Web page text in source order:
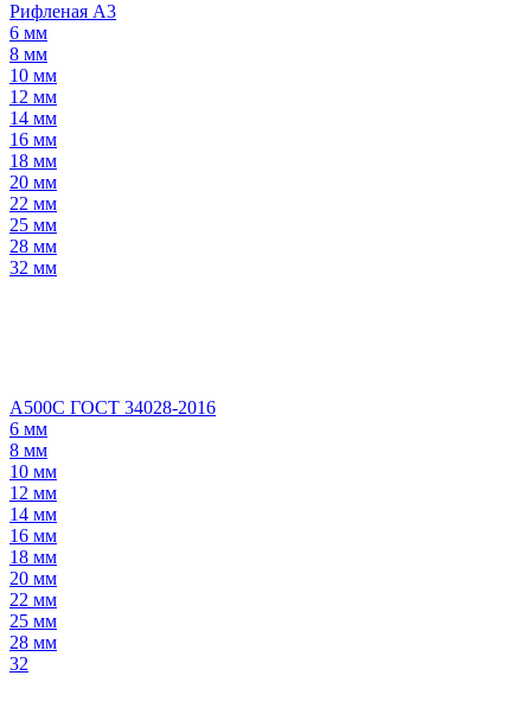
Рифленая А3
6 мм
8 мм
10 мм
12 мм
14 мм
16 мм
18 мм
20 мм
22 мм
25 мм
28 мм
32 мм
А500С ГОСТ 34028-2016
6 мм
8 мм
10 мм
12 мм
14 мм
16 мм
18 мм
20 мм
22 мм
25 мм
28 мм
32